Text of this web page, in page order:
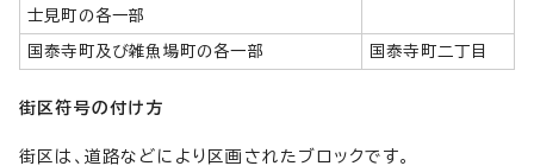
士見町の各一部
国泰寺町及び雑魚場町の各一部 国泰寺町二丁目
街区符号の付け方
街区は、道路などにより区画されたブロックです。